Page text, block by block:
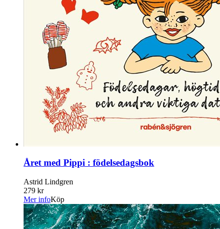
Året med Pippi : födelsedagsbok
Astrid Lindgren
279 kr
Mer infoKöp